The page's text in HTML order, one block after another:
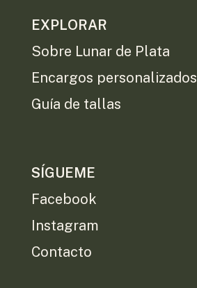
EXPLORAR
Sobre Lunar de Plata
Encargos personalizados
Guía de tallas
SÍGUEME
Facebook
Instagram
Contacto